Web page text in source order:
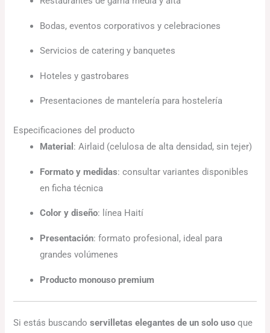
Bodas, eventos corporativos y celebraciones
Servicios de catering y banquetes
Hoteles y gastrobares
Presentaciones de mantelería para hostelería
Especificaciones del producto
Material : Airlaid (celulosa de alta densidad, sin tejer)
Formato y medidas: consultar variantes disponibles
en ficha técnica
Color y diseño: línea Haití
Presentación: formato profesional, ideal para
grandes volúmenes
Producto monouso premium
Si estás buscandoservilletas elegantes de un solo uso que